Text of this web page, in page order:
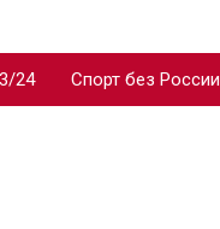
24 Спорт без России